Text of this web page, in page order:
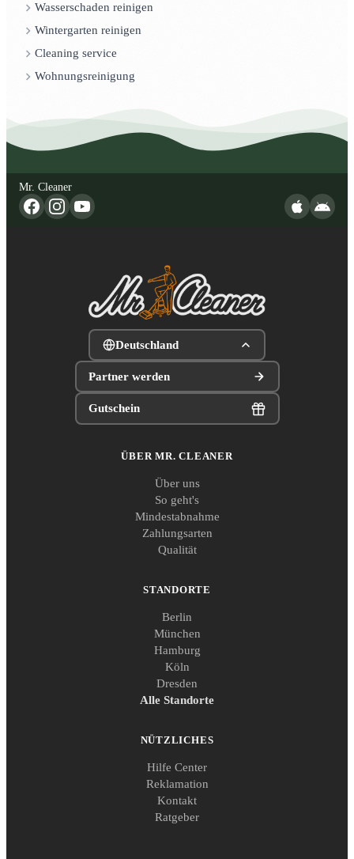
Wasserschaden reinigen
Wintergarten reinigen
Cleaning service
Wohnungsreinigung
Mr. Cleaner
Deutschland
Partner werden
Gutschein
ÜBER MR. CLEANER
Über uns
So geht's
Mindestabnahme
Zahlungsarten
Qualität
STANDORTE
Berlin
München
Hamburg
Köln
Dresden
Alle Standorte
NÜTZLICHES
Hilfe Center
Reklamation
Kontakt
Ratgeber